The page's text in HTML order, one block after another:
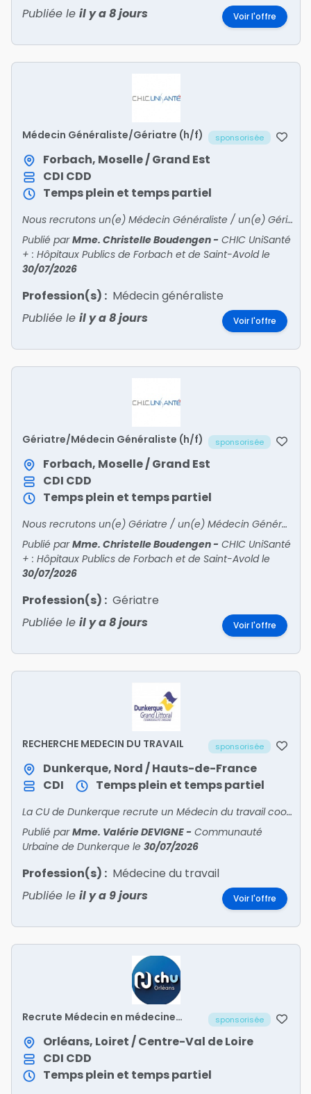
Publiée le il y a 8 jours Voir l'offre
Médecin Généraliste/Gériatre (h/f) sponsorisée
Forbach, Moselle / Grand Est
CDI CDD
Temps plein et temps partiel
Nous recrutons un(e) Médecin Généraliste / un(e) Gériatre !
Publié parMme. Christelle Boudengen- CHIC UniSanté
+ : Hôpitaux Publics de Forbach et de Saint-Avoldle
30/07/2026
Profession(s) : Médecin généraliste
Publiée le il y a 8 jours Voir l'offre
Gériatre/Médecin Généraliste (h/f) sponsorisée
Forbach, Moselle / Grand Est
CDI CDD
Temps plein et temps partiel
Nous recrutons un(e) Gériatre / un(e) Médecin Généraliste !
Publié parMme. Christelle Boudengen- CHIC UniSanté
+ : Hôpitaux Publics de Forbach et de Saint-Avoldle
30/07/2026
Profession(s) : Gériatre
Publiée le il y a 8 jours Voir l'offre
RECHERCHE MEDECIN DU TRAVAIL sponsorisée
Dunkerque, Nord / Hauts-de-France
CDI
Temps plein et temps partiel
La CU de Dunkerque recrute un Médecin du travail coordonnateur pour suivre 4 500 agents et piloter une équipe pluridisciplinaire. Poste alliant suivi médical, prévention des risques et QVT
Publié parMme. Valérie DEVIGNE- Communauté
Urbaine de Dunkerque le 30/07/2026
Profession(s) : Médecine du travail
Publiée le il y a 9 jours Voir l'offre
Recrute Médecin en médecine
2) – H/F
sponsorisée
Orléans, Loiret / Centre-Val de Loire
CDI CDD
Temps plein et temps partiel